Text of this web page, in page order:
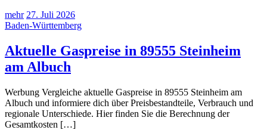
mehr 27. Juli 2026
Baden-Württemberg
Aktuelle Gaspreise in 89555 Steinheim
am Albuch
Werbung Vergleiche aktuelle Gaspreise in 89555 Steinheim am
Albuch und informiere dich über Preisbestandteile, Verbrauch und
regionale Unterschiede. Hier finden Sie die Berechnung der
Gesamtkosten […]